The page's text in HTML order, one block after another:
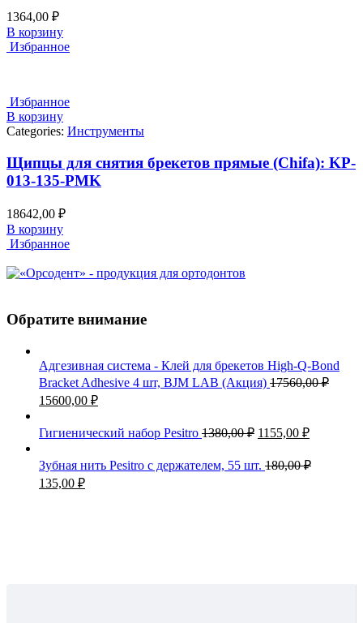
1364,00 ₽
В корзину
Избранное
Избранное
В корзину
Categories: Инструменты
Щипцы для снятия брекетов прямые (Chifa): KP-
013-135-PMK
18642,00 ₽
В корзину
Избранное
Обратите внимание
Адгезивная система - Клей для брекетов High-Q-Bond
Bracket Adhesive 4 шт, BJM LAB (Акция) 17560,00₽
15600,00 ₽
Гигиенический набор Pesitro 1380,00₽ 1155,00 ₽
Зубная нить Pesitro с держателем, 55 шт. 180,00₽
135,00 ₽